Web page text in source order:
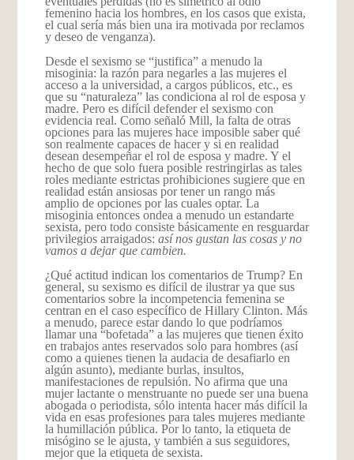
femenino hacia los hombres, en los casos que exista,
el cual sería más bien una ira motivada por reclamos
y deseo de venganza).
Desde el sexismo se “justifica” a menudo la
misoginia: la razón para negarles a las mujeres el
acceso a la universidad, a cargos públicos, etc., es
que su “naturaleza” las condiciona al rol de esposa y
madre. Pero es difícil defender el sexismo con
evidencia real. Como señaló Mill, la falta de otras
opciones para las mujeres hace imposible saber qué
son realmente capaces de hacer y si en realidad
desean desempeñar el rol de esposa y madre. Y el
hecho de que solo fuera posible restringirlas as tales
roles mediante estrictas prohibiciones sugiere que en
realidad están ansiosas por tener un rango más
amplio de opciones por las cuales optar. La
misoginia entonces ondea a menudo un estandarte
sexista, pero todo consiste básicamente en resguardar
privilegios arraigados: así nos gustan las cosas y no
vamos a dejar que cambien.
¿Qué actitud indican los comentarios de Trump? En
general, su sexismo es difícil de ilustrar ya que sus
comentarios sobre la incompetencia femenina se
centran en el caso específico de Hillary Clinton. Más
a menudo, parece estar dando lo que podríamos
llamar una “bofetada” a las mujeres que tienen éxito
en trabajos antes reservados solo para hombres (así
como a quienes tienen la audacia de desafiarlo en
algún asunto), mediante burlas, insultos,
manifestaciones de repulsión. No afirma que una
mujer lactante o menstruante no puede ser una buena
abogada o periodista, sólo intenta hacer más difícil la
vida en esas profesiones para tales mujeres mediante
la humillación pública. Por lo tanto, la etiqueta de
misógino se le ajusta, y también a sus seguidores,
mejor que la etiqueta de sexista.